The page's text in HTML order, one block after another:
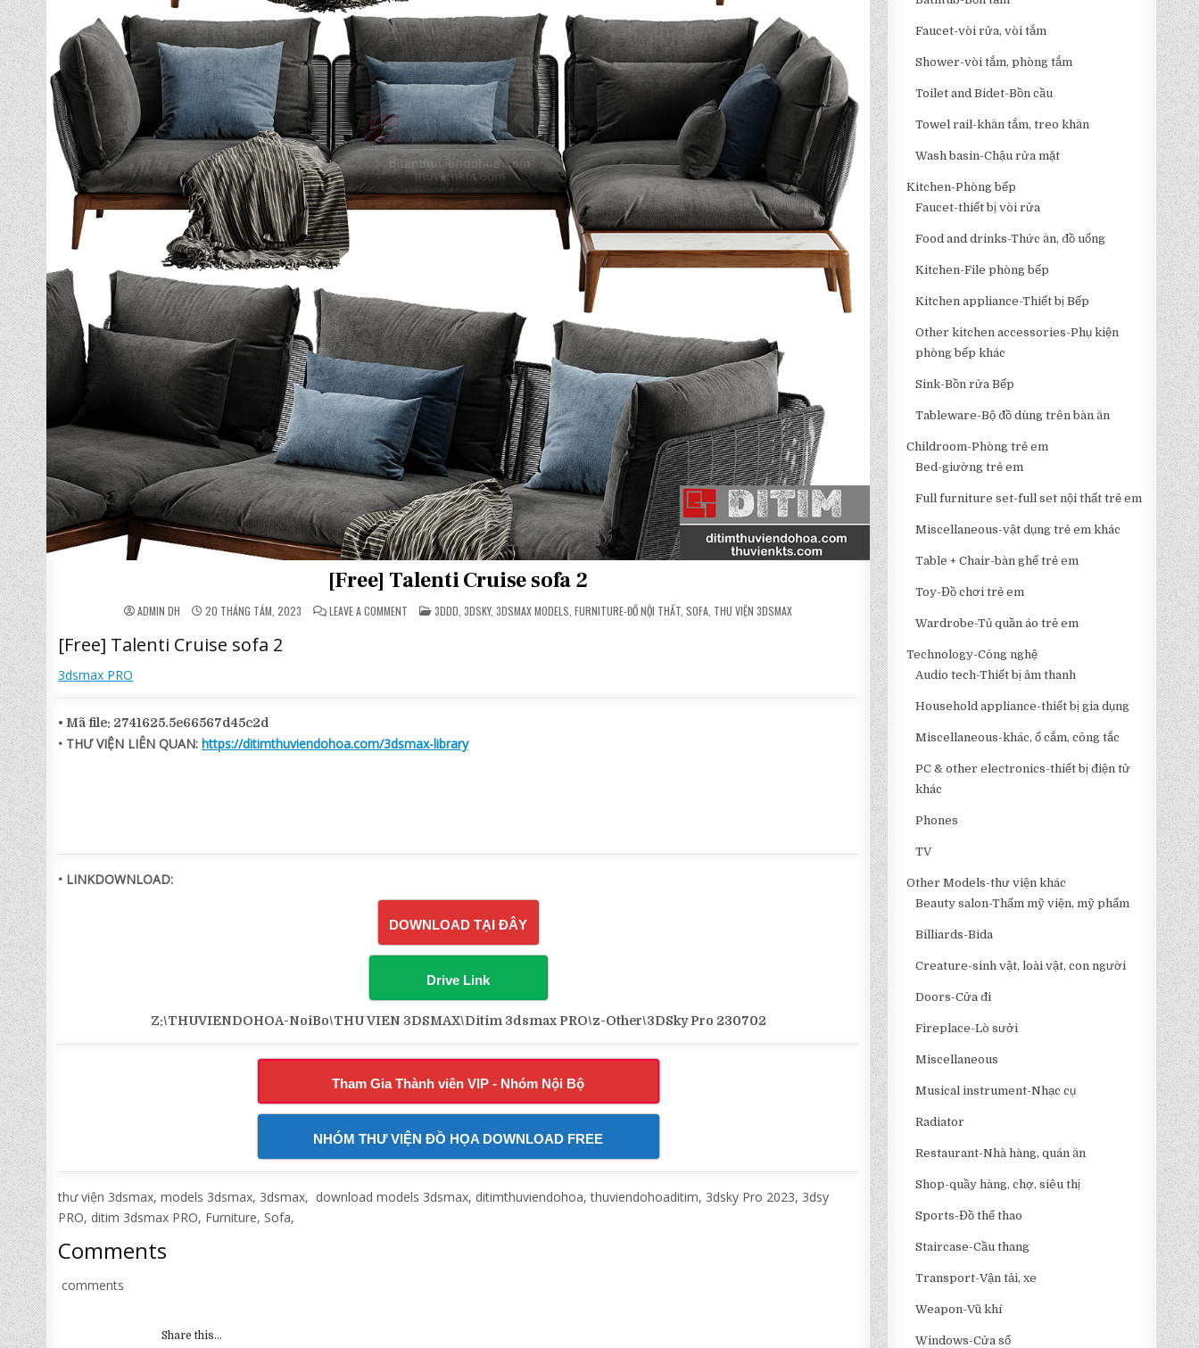
[Free] Talenti Cruise sofa 2
ADMIN DH 20 THÁNG TÁM, 2023 LEAVE A COMMENT ON
[FREE]
POSTED
IN
3DDD ,3DSKY,3DSMAX MODELS ,FURNITURE-ĐỒ NỘI THẤT ,SOFA THƯ VIỆN 3DSMAX
[Free] Talenti Cruise sofa 2
3dsmax PRO
• Mã file: 2741625.5e66567d45c2d
• THƯ VIỆN LIÊN QUAN:https://ditimthuviendohoa.com/3dsmax-library
• LINKDOWNLOAD:
DOWNLOAD TẠI ĐÂY
Drive Link
Z:\THUVIENDOHOA-NoiBo\THU VIEN 3DSMAX\Ditim 3dsmax PRO\z-Other\3DSky Pro 230702
Tham Gia Thành viên VIP - Nhóm Nội Bộ
NHÓM THƯ VIỆN ĐỒ HỌA DOWNLOAD FREE
thư viện 3dsmax, models 3dsmax, 3dsmax, download models 3dsmax, ditimthuviendohoa, thuviendohoaditim, 3dsky Pro 2023, 3dsy
PRO, ditim 3dsmax PRO, Furniture, Sofa,
Comments
comments
Share this...
Faucet-vòi rửa, vòi tắm
Shower-vòi tắm, phòng tắm
Toilet and Bidet-Bồn cầu
Towel rail-khăn tắm, treo khăn
Wash basin-Chậu rửa mặt
Kitchen-Phòng bếp
Faucet-thiết bị vòi rửa
Food and drinks-Thức ăn, đồ uống
Kitchen-File phòng bếp
Kitchen appliance-Thiết bị Bếp
Other kitchen accessories-Phụ kiện
phòng bếp khác
Sink-Bồn rửa Bếp
Tableware-Bộ đồ dùng trên bàn ăn
Childroom-Phòng trẻ em
Bed-giường trẻ em
Full furniture set-full set nội thất trẻ em
Miscellaneous-vật dụng trẻ em khác
Table + Chair-bàn ghế trẻ em
Toy-Đồ chơi trẻ em
Wardrobe-Tủ quần áo trẻ em
Technology-Công nghệ
Audio tech-Thiết bị âm thanh
Household appliance-thiết bị gia dụng
Miscellaneous-khác, ổ cắm, công tắc
PC & other electronics-thiết bị điện tử
khác
Phones
TV
Other Models-thư viện khác
Beauty salon-Thẩm mỹ viện, mỹ phẩm
Billiards-Bida
Creature-sinh vật, loài vật, con người
Doors-Cửa đi
Fireplace-Lò sưởi
Miscellaneous
Musical instrument-Nhạc cụ
Radiator
Restaurant-Nhà hàng, quán ăn
Shop-quầy hàng, chợ, siêu thị
Sports-Đồ thể thao
Staircase-Cầu thang
Transport-Vận tải, xe
Weapon-Vũ khí
Windows-Cửa sổ